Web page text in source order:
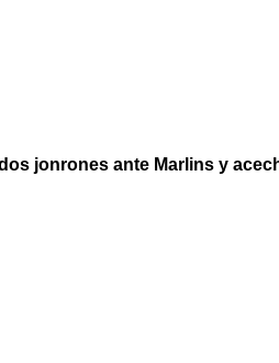
jonrones ante Marlins y